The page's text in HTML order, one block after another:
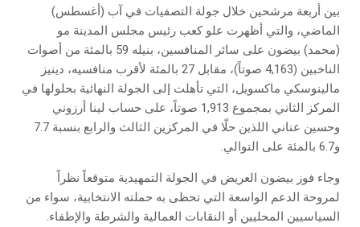
بين أربعة مرشحين خلال جولة التصفيات في آب (أغسطس)
الماضي، والتي أظهرت علو كعب رئيس مجلس المدينة مو
(محمد) بيضون على سائر المنافسين، بنيله 59 بالمئة من أصوات
الناخبين (4,163 صوتاً)، مقابل 27 بالمئة لأقرب منافسيه، دينيز
مالينوسكي ماكسويل، التي تأهلت إلى الجولة النهائية بحلولها في
المركز الثاني بمجموع 1,913 صوتاً، على حساب لينا أرزوني
وحسين عناني اللذين حلّا في المركزين الثالث والرابع بنسبة 7.7
و6.7 بالمئة على التوالي.
وجاء فوز بيضون العريض في الجولة التمهيدية متوقعاً نظراً
لمروحة الدعم الواسعة التي تحظى به حملته الانتخابية، سواء من
السياسيين المحليين أو النقابات العمالية والشرطة والإطفاء.